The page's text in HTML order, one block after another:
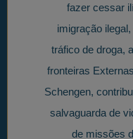
fazer cessar
imigração
tráfico de droga,
fronteiras
Schengen,
salvaguarda de
de missões